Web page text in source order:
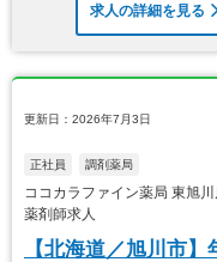
求人の詳細を見る
更新日：2026年7月3日
正社員 調剤薬局
ココカラファイン薬局 東旭
薬剤師求人
【北海道／旭川市